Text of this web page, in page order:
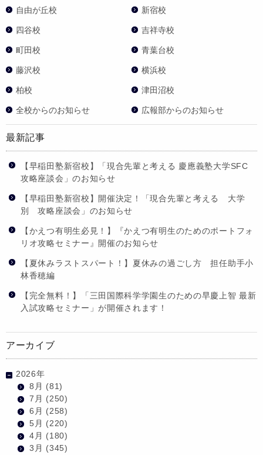
自由が丘校 新宿校
四谷校 吉祥寺校
町田校 青葉台校
藤沢校 横浜校
柏校 津田沼校
全校からのお知らせ 広報部からのお知らせ
最新記事
【早稲田塾新宿校】「現合先輩と考える 慶應義塾大学SFC
攻略座談会」のお知らせ
【早稲田塾新宿校】開催決定！「現合先輩と考える 大学
別 攻略座談会」のお知らせ
【かえつ有明生必見！】『かえつ有明生のためのポートフォ
リオ攻略セミナー』開催のお知らせ
【夏休みラストスパート！】夏休みの過ごし方 担任助手小
林香穂編
【完全無料！】「三田国際科学学園生のための早慶上智 最新
入試攻略セミナー」が開催されます！
アーカイブ
2026年
8月 (81)
7月 (250)
6月 (258)
5月 (220)
4月 (180)
3月 (345)